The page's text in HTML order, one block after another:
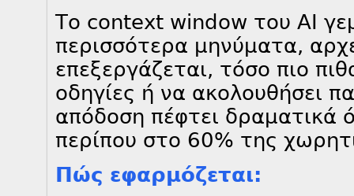
Το context window του AI
περισσότερα μηνύματα,
επεξεργάζεται, τόσο πιο
οδηγίες ή να ακολουθήσει
απόδοση πέφτει δραματικά
περίπου στο 60% της
Πώς εφαρμόζεται: